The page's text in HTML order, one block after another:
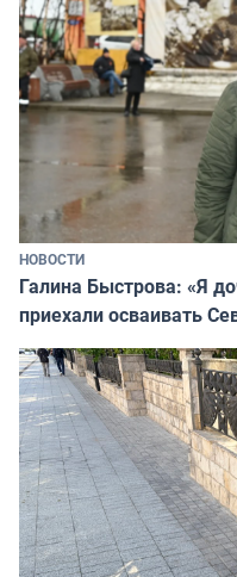
НОВОСТИ
Галина Быстрова: «Я
приехали осваивать